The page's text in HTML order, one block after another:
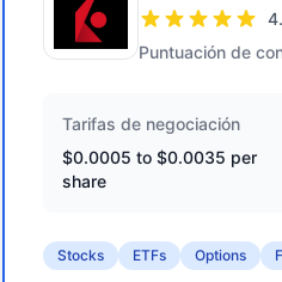
Puntuación de
Tarifas de negociación
$0.0005 to $0.0035 per
share
Stocks ETFs Options